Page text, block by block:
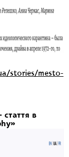
stories/mesto-
в